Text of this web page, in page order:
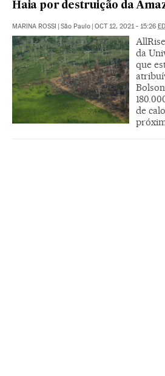
Haia por destruição da
MARINA ROSSI São Paulo OCT 12, 2021 - 15:26
da
que
de